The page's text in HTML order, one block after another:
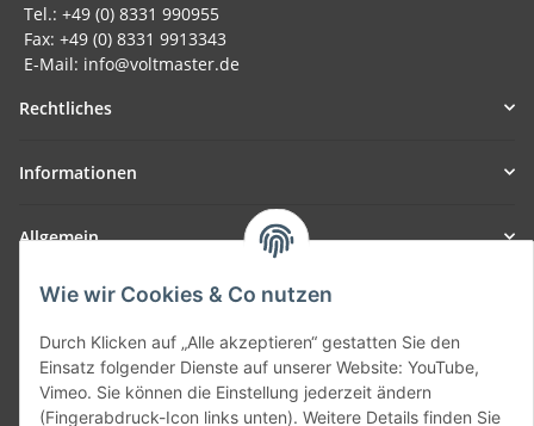
Wie wir Cookies & Co nutzen
Durch Klicken auf „Alle akzeptieren“ gestatten Sie den
Einsatz folgender Dienste auf unserer Website: YouTube,
Vimeo. Sie können die Einstellung jederzeit ändern
(Fingerabdruck-Icon links unten). Weitere Details finden Sie
Tel.: +49 (0) 8331 990955
Fax: +49 (0) 8331 9913343
E-Mail: info@voltmaster.de
Rechtliches
Informationen
Allgemein
Teil unseres Netzwerks:
Vertrag widerrufen